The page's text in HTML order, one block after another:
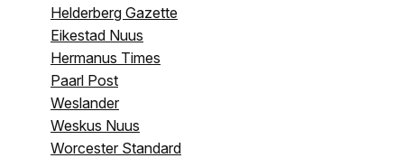
Helderberg Gazette
Eikestad Nuus
Hermanus Times
Paarl Post
Weslander
Weskus Nuus
Worcester Standard